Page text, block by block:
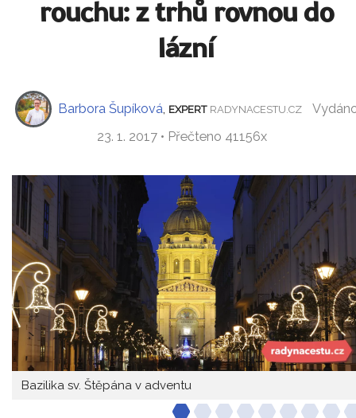
rouchu: z trhů rovnou do
lázní
Barbora Šupíková EXPERT RADYNACESTU.CZ
23. 1. 2017 • Přečteno 41156x
Bazilika sv. Štěpána v adventu